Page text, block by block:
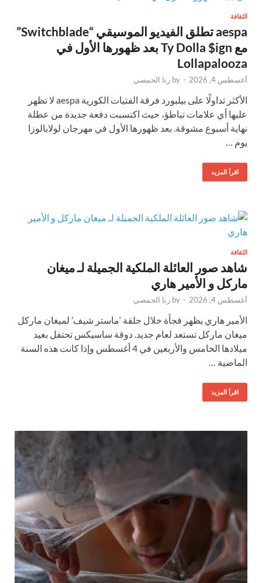
الثقافة
aespa تطلق الفيديو الموسيقي “Switchblade”
مع Ty Dolla $ign بعد ظهورها الأول في
Lollapalooza
أغسطس 4, 2026 -
by رنا الحمصي
الأكثر تداولًا على بيلبورد فرقة الفتيات الكورية aespa لا تظهر
عليها أي علامات تباطؤ، حيث اكتسبت دفعة جديدة من عطلة
نهاية أسبوع مشوقة. بعد ظهورها الأول في مهرجان لولابالوزا
يوم …
اقرأ المزيد
الثقافة
شاهد صور العائلة الملكية الجميلة لـ ميغان
ماركل و الأمير هاري
أغسطس 4, 2026 -
by رنا الحمصي
الأمير هاري يظهر فجأة خلال حلقة ‘ماستر شيف’ لميغان ماركل
ميغان ماركل تستعد لعام جديد. دوقة ساسيكس تحتفل بعيد
ميلادها الخامس والأربعين في 4 أغسطس وإذا كانت هذه السنة
الماضية …
اقرأ المزيد